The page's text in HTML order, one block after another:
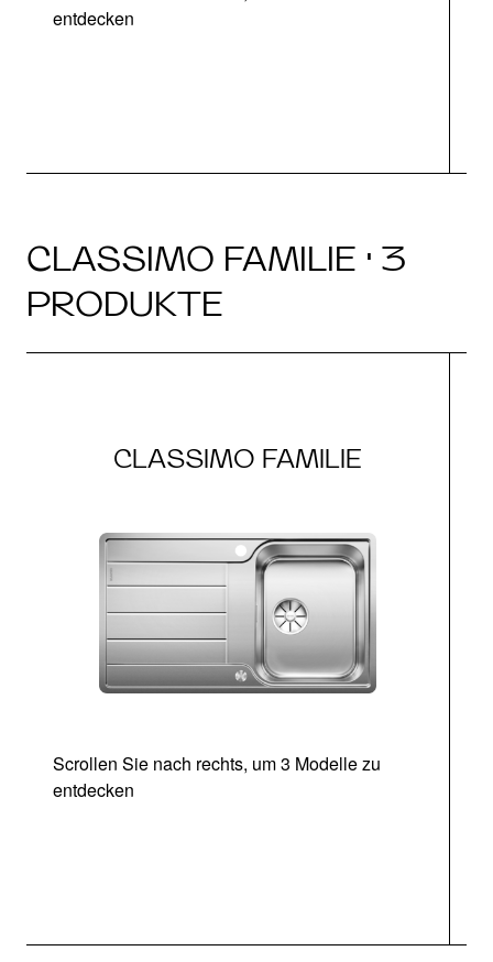
entdecken
CLASSIMO FAMILIE · 3
PRODUKTE
CLASSIMO FAMILIE
Scrollen Sie nach rechts, um 3 Modelle zu
entdecken